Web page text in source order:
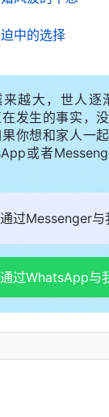
攻，心里就胆
的拦阻，让我
神的显现与作
啊，有神作我
定不移地跟从
是向撒但投降
站在家人和
让姊妹把神话
到这儿，我马
趁丈夫不在
聚会的事被丈
中的选择
来越大，世人逐
发生的事实，
你想和家人一
或者
通过Messenger与
通过WhatsApp与